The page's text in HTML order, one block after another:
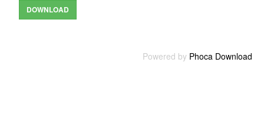
Powered by Phoca Download